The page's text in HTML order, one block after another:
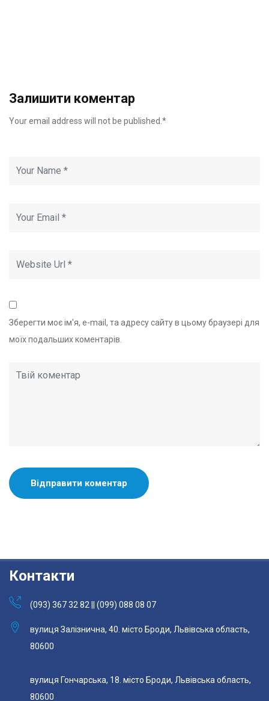
Залишити коментар
Your email address will not be published.*
Зберегти моє ім'я, e-mail, та адресу сайту в цьому браузері для
моїх подальших коментарів.
Контакти
(093) 367 32 82 || (099) 088 08 07
вулиця Залізнична, 40. місто Броди, Львівська область,
80600
вулиця Гончарська, 18. місто Броди, Львівська область,
80600